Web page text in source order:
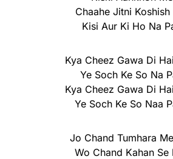
Chaahe Jitni Koshish
Kisi Aur Ki Ho Na
Kya Cheez Gawa Di
Ye Soch Ke So Na
Kya Cheez Gawa Di
Ye Soch Ke So Naa
Jo Chand Tumhara
Wo Chand Kahan Se